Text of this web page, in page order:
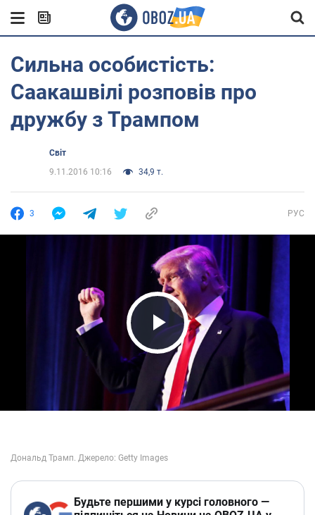
Сильна особистість:
Саакашвілі розповів про
дружбу з Трампом
Світ
9.11.2016 10:16
34,9 т.
3 РУС
Play Video
Будьте першими у курсі головного —